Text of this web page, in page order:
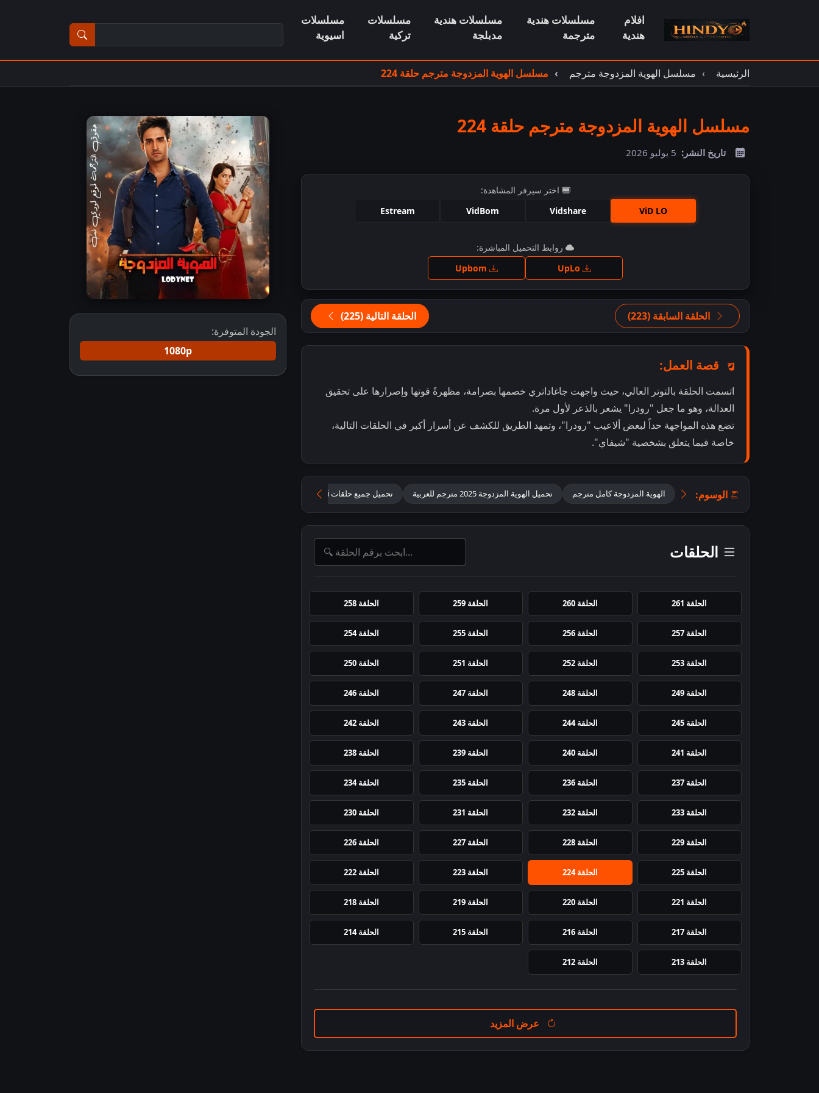
افلام
هندية
مسلسلات هندية
مترجمة
مسلسلات هندية
مدبلجة
مسلسلات
تركية
مسلسلات
اسيوية
الرئيسية مسلسل الهوية المزدوجة مترجم مسلسل الهوية المزدوجة مترجم حلقة 224
مسلسل الهوية المزدوجة مترجم حلقة 224
تاريخ النشر: 5 يوليو 2026
اختر سيرفر المشاهدة:
ViD LO
Vidshare
VidBom
Estream
اضغط للمشاهدة
روابط التحميل المباشرة:
الحلقة السابقة (223) الحلقة التالية (225)
قصة العمل:
اتسمت الحلقة بالتوتر العالي، حيث واجهت جاغاداتري خصمها بصرامة، مظهرةً قوتها وإصرارها على تحقيق
العدالة، وهو ما جعل "رودرا" يشعر بالذعر لأول مرة.
تضع هذه المواجهة حداً لبعض ألاعيب "رودرا"، وتمهد الطريق للكشف عن أسرار أكبر في الحلقات التالية،
خاصة فيما يتعلق بشخصية "شيفاي".
الوسوم: الهوية المزدوجة كامل مترجم تحميل الهوية المزدوجة 2025 مترجم للعربية تحميل جميع حلقات jagadhatri مترجمة
الحلقات
الحلقة 261 الحلقة 260 الحلقة 259 الحلقة 258
الحلقة 257 الحلقة 256 الحلقة 255 الحلقة 254
الحلقة 253 الحلقة 252 الحلقة 251 الحلقة 250
الحلقة 249 الحلقة 248 الحلقة 247 الحلقة 246
الحلقة 245 الحلقة 244 الحلقة 243 الحلقة 242
الحلقة 241 الحلقة 240 الحلقة 239 الحلقة 238
الحلقة 237 الحلقة 236 الحلقة 235 الحلقة 234
الحلقة 233 الحلقة 232 الحلقة 231 الحلقة 230
الحلقة 229 الحلقة 228 الحلقة 227 الحلقة 226
الحلقة 225 الحلقة 224 الحلقة 223 الحلقة 222
الحلقة 221 الحلقة 220 الحلقة 219 الحلقة 218
الحلقة 217 الحلقة 216 الحلقة 215 الحلقة 214
الحلقة 213 الحلقة 212
عرض المزيد
الجودة المتوفرة:
1080p